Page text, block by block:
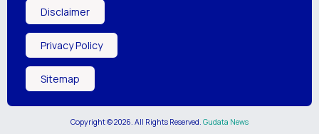
Disclaimer
Privacy Policy
Sitemap
Copyright ©2026. All Rights Reserved. Gudata News